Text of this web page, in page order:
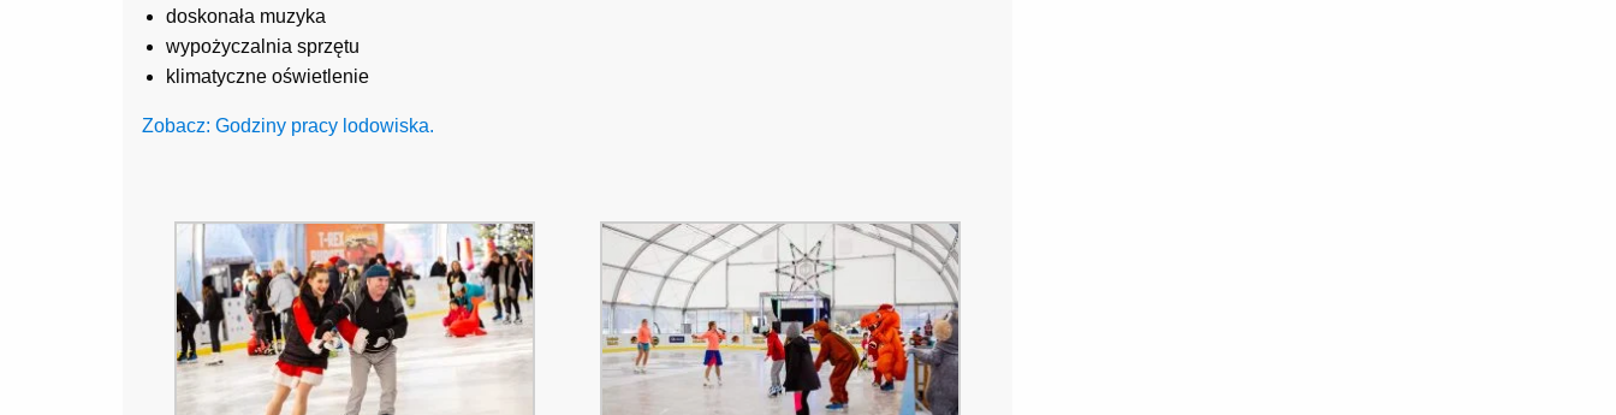
doskonała muzyka
wypożyczalnia sprzętu
klimatyczne oświetlenie
Zobacz: Godziny pracy lodowiska.